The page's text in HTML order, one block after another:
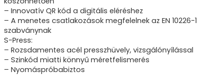
– Innovatív QR kód a digitális eléréshez
– A menetes csatlakozások megfelelnek az EN 10226-1
szabványnak
S-Press:
– Rozsdamentes acél presszhüvely, vizsgálónyílással
– Szinkód miatti könnyű méretfelismerés
– Nyomáspróbabiztos